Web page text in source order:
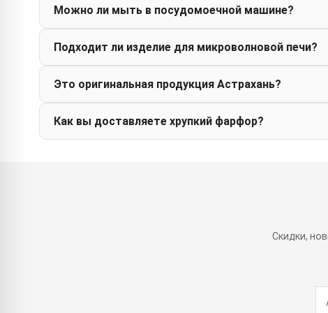
Можно ли мыть в посудомоечной машине?
Подходит ли изделие для микроволновой печи?
Это оригинальная продукция Астрахань?
Как вы доставляете хрупкий фарфор?
Скидки,